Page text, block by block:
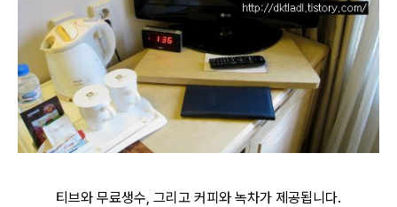
티브와 무료생수, 그리고 커피와 녹차가 제공됩니다.